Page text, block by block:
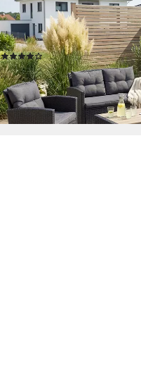
Gartenlounge-Set St. Tropez,
Sessel,1x Tisch
Stahl, Ablage unter dem
(109)
399,99 € UVP879,99 €
-55%
lieferbar - in 4-5 Werktagen bei dir